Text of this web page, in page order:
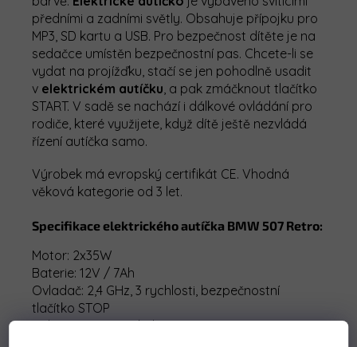
předními a zadními světly. Obsahuje přípojku pro
MP3, SD kartu a USB. Pro bezpečnost dítěte je na
sedačce umístěn bezpečnostní pas. Chcete-li se
vydat na projížďku, stačí se jen pohodlně usadit
v elektrickém autíčku, a pak zmáčknout tlačítko
START. V sadě se nachází i dálkové ovládání pro
rodiče, které využijete, když dítě ještě nezvládá
řízení autíčka samo.
Výrobek má evropský certifikát CE. Vhodná
věková kategorie od 3 let.
Specifikace elektrického autíčka BMW 507 Retro:
Motor: 2x35W
Baterie: 12V / 7Ah
Ovladač: 2,4 GHz, 3 rychlosti, bezpečnostní
tlačítko STOP
Kola: EVA pěnová kola, 23 x 8 cm